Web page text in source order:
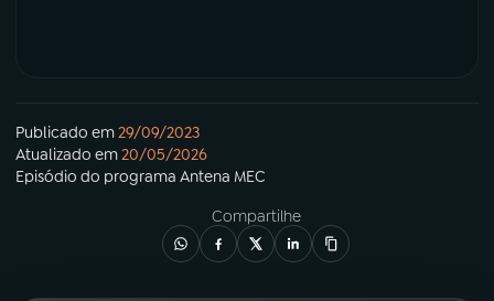
Publicado em29/09/2023
Atualizado em20/05/2026
Episódio do programa Antena MEC
Compartilhe